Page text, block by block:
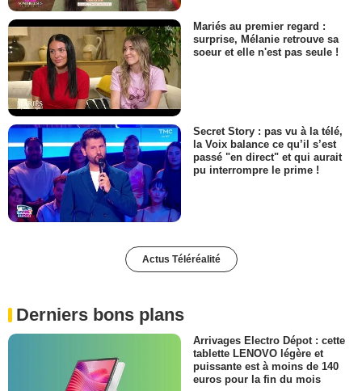
Mariés au premier regard :
surprise, Mélanie retrouve sa
soeur et elle n'est pas seule !
Secret Story : pas vu à la télé,
la Voix balance ce qu’il s’est
passé "en direct" et qui aurait
pu interrompre le prime !
Actus Téléréalité
Derniers bons plans
Arrivages Electro Dépot : cette
tablette LENOVO légère et
puissante est à moins de 140
euros pour la fin du mois